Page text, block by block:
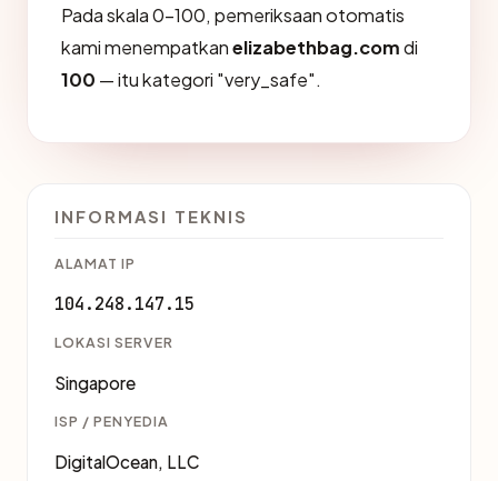
Pada skala 0-100, pemeriksaan otomatis
kami menempatkanelizabethbag.comdi
100 — itu kategori "very_safe".
INFORMASI TEKNIS
ALAMAT IP
104.248.147.15
LOKASI SERVER
Singapore
ISP / PENYEDIA
DigitalOcean, LLC